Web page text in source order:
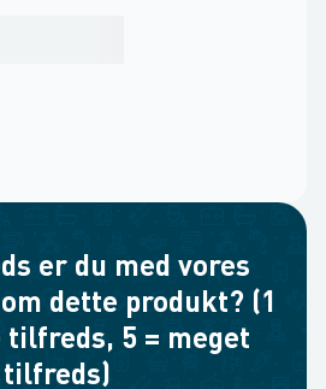
er du med vores
dette produkt? (1
tilfreds, 5 = meget
tilfreds)